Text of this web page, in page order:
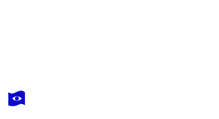
MIN ZOU
Transcendental number